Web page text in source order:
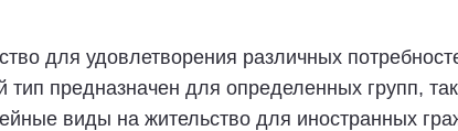
для удовлетворения различных
предназначен для определенных групп,
виды на жительство для иностранных